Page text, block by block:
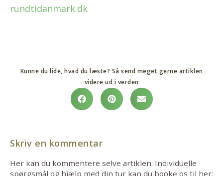
rundtidanmark.dk
Kunne du lide, hvad du læste? Så send meget gerne artiklen
videre ud i verden
Skriv en kommentar
Her kan du kommentere selve artiklen. Individuelle
spørgsmål og hjælp med din tur kan du booke os til her: